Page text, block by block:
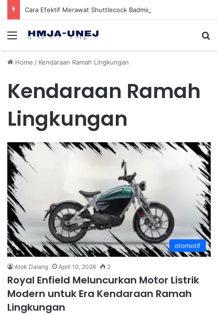
Menu
Home / Kendaraan Ramah Lingkungan
Kendaraan Ramah
Lingkungan
otomotif
Atok Dalang April 10, 2026 2
Royal Enfield Meluncurkan Motor Listrik
Modern untuk Era Kendaraan Ramah
Lingkungan